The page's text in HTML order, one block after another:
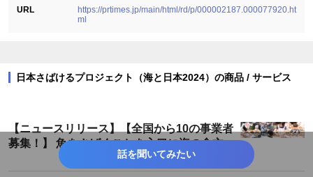
URL
https://prtimes.jp/main/html/rd/p/000002187.000077920.ht
ml
日本さばけるプロジェクト（海と日本2024）の商品 / サービス
【ニュースリリース】【全国から10の事業者
募集！】 魚をさばくことを入口に海の食文化
を継承し、輪を広げるプロジェクト 「日本さ
ばける塾」を開催！
話を聞いてみたい